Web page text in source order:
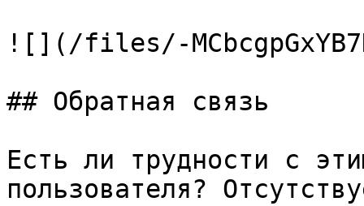
![](/files/-
## Обратная связь
Есть ли трудности с
пользователя?